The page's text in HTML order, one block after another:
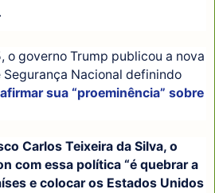
o governo Trump publicou a nova
Nacional definindo
sua “proeminência” sobre
Carlos Teixeira da Silva, o
com essa política “é quebrar a
e colocar os Estados Unidos